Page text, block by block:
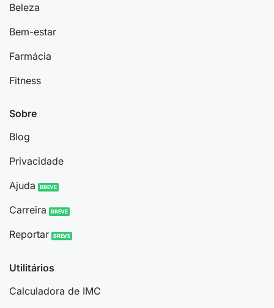
Beleza
Bem-estar
Farmácia
Fitness
Sobre
Blog
Privacidade
Ajuda
Carreira
Reportar
Utilitários
Calculadora de IMC